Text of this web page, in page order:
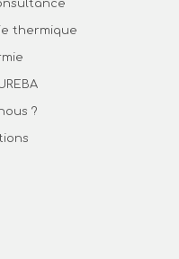
thermique
?